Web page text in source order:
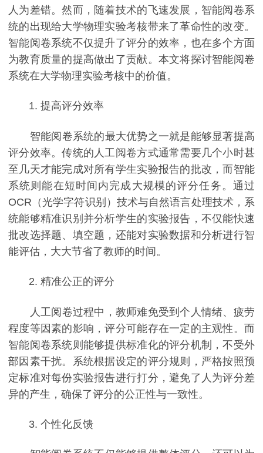
人为差错。然而，随着技术的飞速发展，智能阅卷系
统的出现给大学物理实验考核带来了革命性的改变。
智能阅卷系统不仅提升了评分的效率，也在多个方面
为教育质量的提高做出了贡献。本文将探讨智能阅卷
系统在大学物理实验考核中的价值。
1. 提高评分效率
智能阅卷系统的最大优势之一就是能够显著提高
评分效率。传统的人工阅卷方式通常需要几个小时甚
至几天才能完成对所有学生实验报告的批改，而智能
系统则能在短时间内完成大规模的评分任务。通过
OCR（光学字符识别）技术与自然语言处理技术，系
统能够精准识别并分析学生的实验报告，不仅能快速
批改选择题、填空题，还能对实验数据和分析进行智
能评估，大大节省了教师的时间。
2. 精准公正的评分
人工阅卷过程中，教师难免受到个人情绪、疲劳
程度等因素的影响，评分可能存在一定的主观性。而
智能阅卷系统则能够提供标准化的评分机制，不受外
部因素干扰。系统根据设定的评分规则，严格按照预
定标准对每份实验报告进行打分，避免了人为评分差
异的产生，确保了评分的公正性与一致性。
3. 个性化反馈